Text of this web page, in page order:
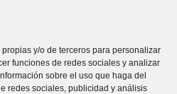
y/o de terceros para personalizar
funciones de redes sociales y analizar
sobre el uso que haga del
redes sociales, publicidad y análisis